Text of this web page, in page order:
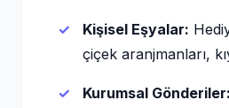
Kişisel Eşyalar:
çiçek aranjmanları,
Kurumsal Gönderiler: